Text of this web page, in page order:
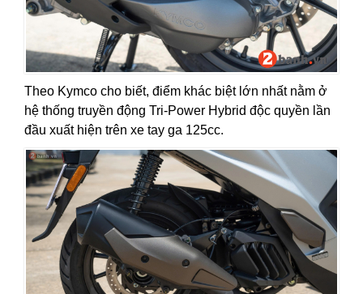
Theo Kymco cho biết, điểm khác biệt lớn nhất nằm ở
hệ thống truyền động Tri-Power Hybrid độc quyền lần
đầu xuất hiện trên xe tay ga 125cc.